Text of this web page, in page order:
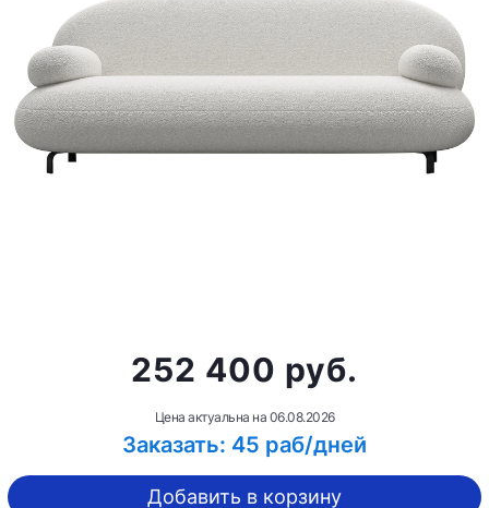
252 400 руб.
Цена актуальна на 06.08.2026
Заказать: 45 раб/дней
Добавить в корзину